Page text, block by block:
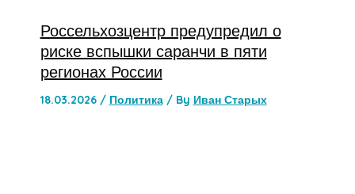
Россельхозцентр предупредил о
риске вспышки саранчи в пяти
регионах России
18.03.2026 / Политика/ By Иван Старых